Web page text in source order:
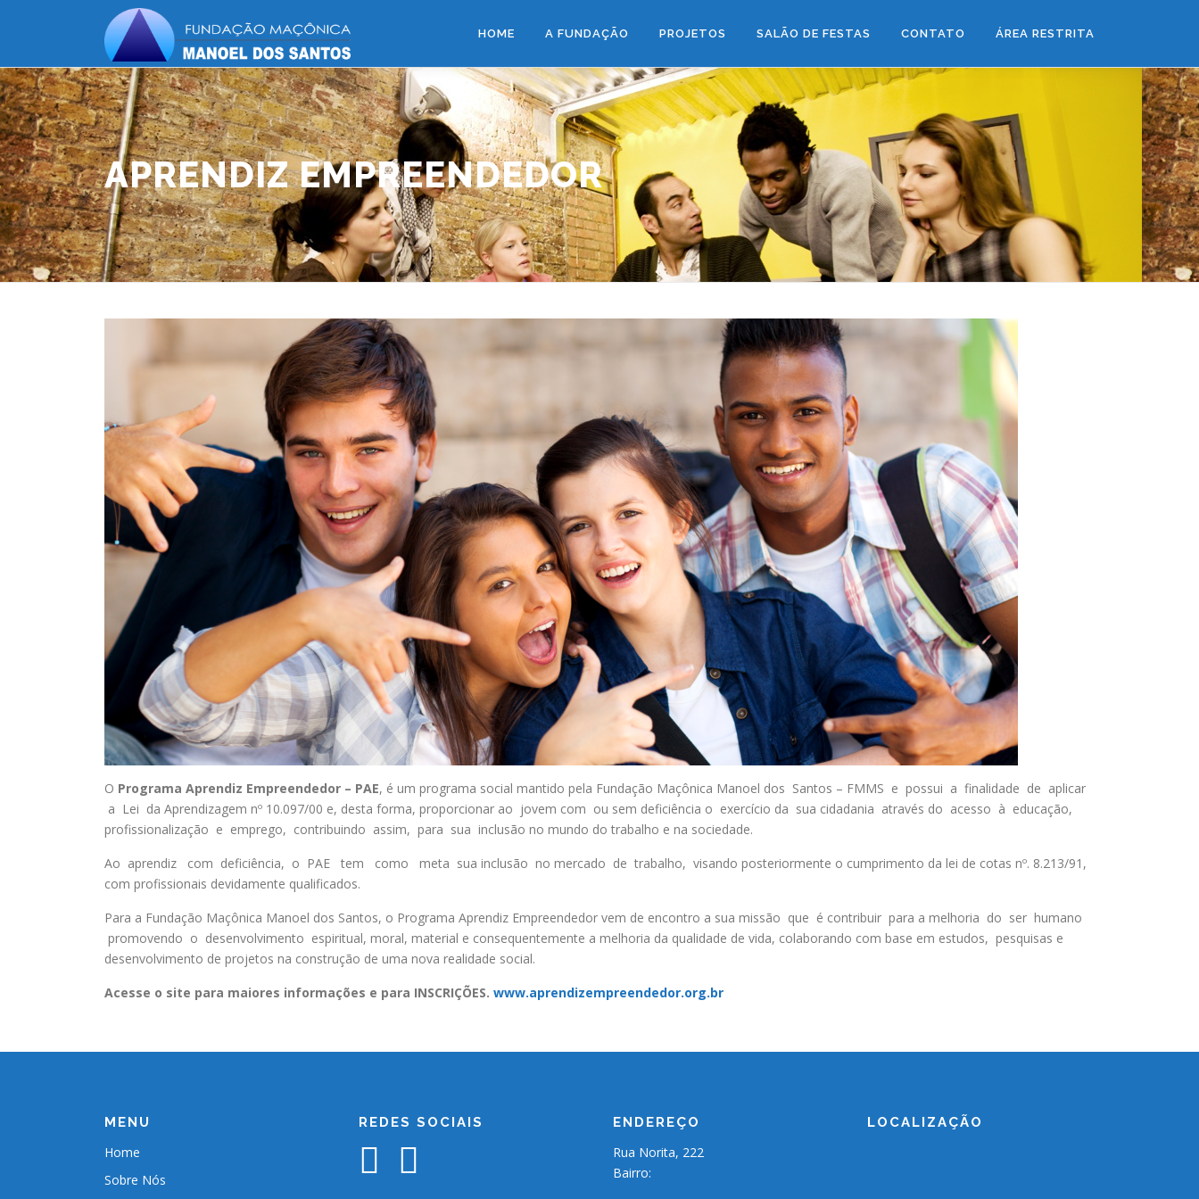
HOME A FUNDAÇÃO PROJETOS SALÃO DE FESTAS CONTATO ÁREA RESTRITA
APRENDIZ EMPREENDEDOR
O Programa Aprendiz Empreendedor – PAE, é um programa social mantido pela Fundação Maçônica Manoel dos Santos – FMMS e possui a finalidade de aplicar
a Lei da Aprendizagem nº 10.097/00 e, desta forma, proporcionar ao jovem com ou sem deficiência o exercício da sua cidadania através do acesso à educação,
profissionalização e emprego, contribuindo assim, para sua inclusão no mundo do trabalho e na sociedade.
Ao aprendiz com deficiência, o PAE tem como meta sua inclusão no mercado de trabalho, visando posteriormente o cumprimento da lei de cotas nº. 8.213/91,
com profissionais devidamente qualificados.
Para a Fundação Maçônica Manoel dos Santos, o Programa Aprendiz Empreendedor vem de encontro a sua missão que é contribuir para a melhoria do ser humano
promovendo o desenvolvimento espiritual, moral, material e consequentemente a melhoria da qualidade de vida, colaborando com base em estudos, pesquisas e
desenvolvimento de projetos na construção de uma nova realidade social.
Acesse o site para maiores informações e para INSCRIÇÕES. www.aprendizempreendedor.org.br
MENU
Home
Sobre Nós
REDES SOCIAIS ENDEREÇO
Rua Norita, 222
Bairro:
LOCALIZAÇÃO